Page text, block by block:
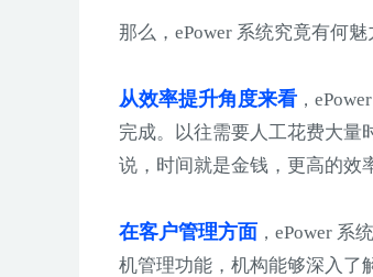
那么，ePower 系统究竟有何
从效率提升角度来看 ，
完成。以往需要人工花费大量
说，时间就是金钱，更高的效
在客户管理方面 ， ePower 系
机管理功能，机构能够深入了